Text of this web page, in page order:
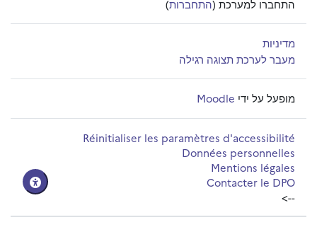
התחברו למערכת (התחברות)
מדיניות
מעבר לערכת תצוגה רגילה
מופעל על ידי Moodle
Réinitialiser les paramètres d'accessibilité
Données personnelles
Mentions légales
Contacter le DPO
-->